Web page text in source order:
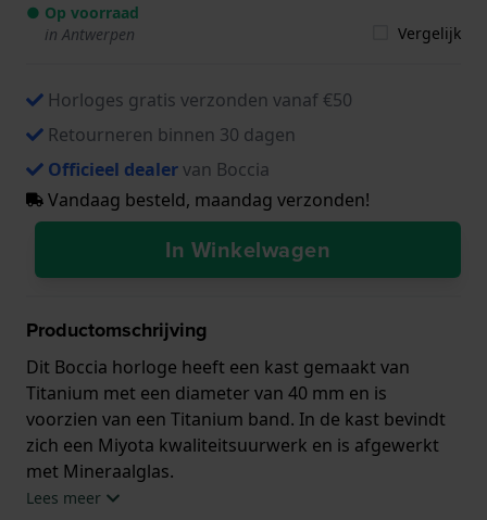
● Op voorraad
in Antwerpen
Vergelijk
Horloges gratis verzonden vanaf €50
Retourneren binnen 30 dagen
Officieel dealervan Boccia
Vandaag besteld, maandag verzonden!
In Winkelwagen
Productomschrijving
Dit Boccia horloge heeft een kast gemaakt van
Titanium met een diameter van 40 mm en is
voorzien van een Titanium band. In de kast bevindt
zich een Miyota kwaliteitsuurwerk en is afgewerkt
met Mineraalglas.
Lees meer